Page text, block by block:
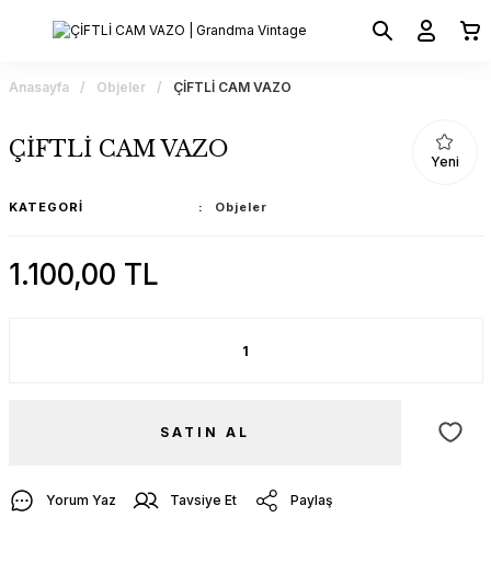
Anasayfa Objeler ÇİFTLİ CAM VAZO
Yeni
ÇİFTLİ CAM VAZO
KATEGORI Objeler
1.100,00 TL
SATIN AL
Yorum Yaz Tavsiye Et Paylaş